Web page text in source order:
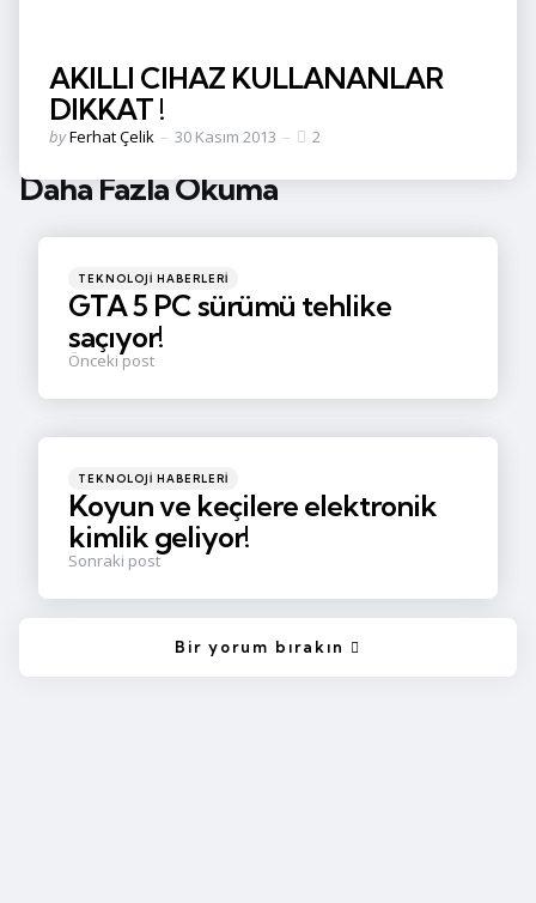
AKILLI CIHAZ KULLANANLAR
DIKKAT !
Posted
byFerhat Çelik 30 Kasım 2013 2
Daha Fazla Okuma
Post
navigation
Posted
TEKNOLOJI HABERLERI
GTA 5 PC sürümü tehlike
saçıyor!
Önceki post
Posted
TEKNOLOJI HABERLERI
Koyun ve keçilere elektronik
kimlik geliyor!
Sonraki post
Bir yorum bırakın